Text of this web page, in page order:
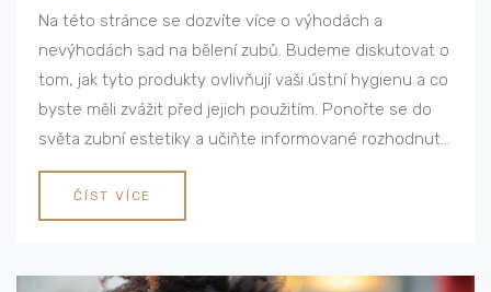
Na této stránce se dozvíte více o výhodách a
nevýhodách sad na bělení zubů. Budeme diskutovat o
tom, jak tyto produkty ovlivňují vaši ústní hygienu a co
byste měli zvážit před jejich použitím. Ponořte se do
světa zubní estetiky a učiňte informované rozhodnutí
pro svůj úsměv.
ČÍST VÍCE